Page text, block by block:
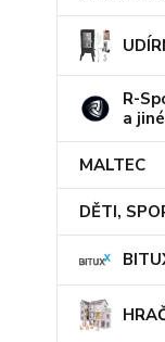
R-
a jiné
MALTEC
DĚTI,